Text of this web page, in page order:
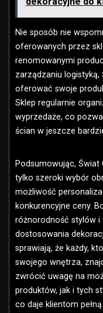
Nie sposób nie
oferowanych przez
renomowanymi
zarządzaniu
oferować swoje
Sklep regularnie
wyprzedaże, co
ścian w jeszcze
Podsumowując,
tylko szeroki wybór
możliwość
konkurencyjne ceny.
różnorodność stylów i
dostosowania
sprawiają, że każdy,
swojego wnętrza,
zwrócić uwagę na
produktów, jak i tych
co daje klientom